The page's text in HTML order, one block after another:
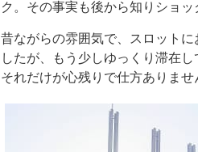
ク。その事実も後から知りショッ
昔ながらの雰囲気で、スロット
したが、もう少しゆっくり滞在
それだけが心残りで仕方ありま